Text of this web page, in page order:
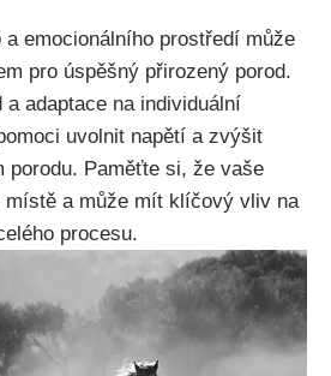
emocionálního prostředí může
pro úspěšný přirozený porod.
adaptace‌ na individuální
uvolnit napětí ​a⁢ zvýšit
porodu. Paměťte si, že vaše
​místě a může mít klíčový vliv⁣ na
procesu.